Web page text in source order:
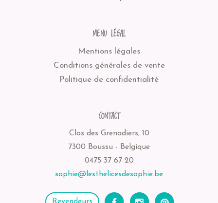
MENU LÉGAL
Mentions légales
Conditions générales de vente
Politique de confidentialité
CONTACT
Clos des Grenadiers, 10
7300 Boussu - Belgique
0475 37 67 20
sophie@lesthelicesdesophie.be
Revendeurs